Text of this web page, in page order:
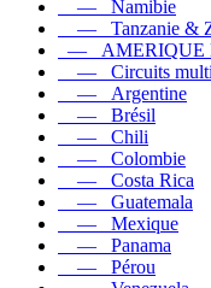
— Namibie
— Tanzanie &
— AMERIQUE
— Circuits multi-
— Argentine
— Brésil
— Chili
— Colombie
— Costa Rica
— Guatemala
— Mexique
— Panama
— Pérou